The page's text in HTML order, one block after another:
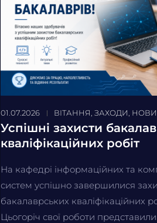
01.07.2026 ВІТАННЯ ЗАХОДИ
Успішні захисти
кваліфікаційних робіт
На кафедрі інформаційних та
систем успішно завершилися
бакалаврських кваліфікаційних
Цьогоріч свої роботи